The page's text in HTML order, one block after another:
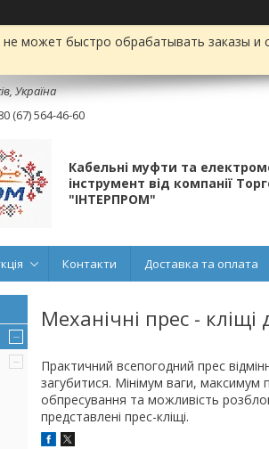
может быстро обрабатывать заказы
Україна
(67) 564-46-60
Кабельні муфти та
інструмент від компанії
"ІНТЕРПРОМ"
Контакти Доставка та оплата
Механічні прес -
Практичний всепогодний прес
загубитися. Мінімум ваги, максимум
обпресування та можливість
представлені прес-кліщі.